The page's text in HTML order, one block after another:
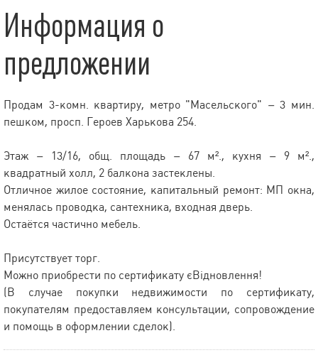
Информация о
предложении
Продам 3-комн. квартиру, метро "Масельского" – 3 мин.
пешком, просп. Героев Харькова 254.
Этаж – 13/16, общ. площадь – 67 м²., кухня – 9 м².,
квадратный холл, 2 балкона застеклены.
Отличное жилое состояние, капитальный ремонт: МП окна,
менялась проводка, сантехника, входная дверь.
Остаётся частично мебель.
Присутствует торг.
Можно приобрести по сертификату єВідновлення!
(В случае покупки недвижимости по сертификату,
покупателям предоставляем консультации, сопровождение
и помощь в оформлении сделок).